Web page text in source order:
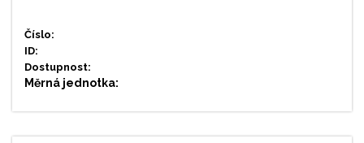
Číslo:
ID:
Dostupnost:
Měrná jednotka: